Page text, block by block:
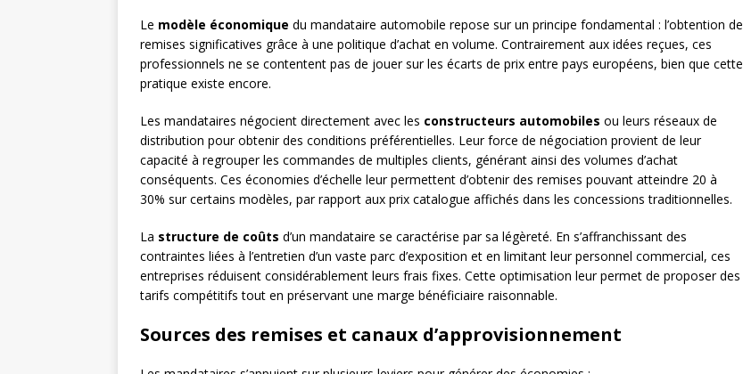
Le modèle économique du mandataire automobile repose sur un principe fondamental : l’obtention de
remises significatives grâce à une politique d’achat en volume. Contrairement aux idées reçues, ces
professionnels ne se contentent pas de jouer sur les écarts de prix entre pays européens, bien que cette
pratique existe encore.
Les mandataires négocient directement avec les constructeurs automobiles ou leurs réseaux de
distribution pour obtenir des conditions préférentielles. Leur force de négociation provient de leur
capacité à regrouper les commandes de multiples clients, générant ainsi des volumes d’achat
conséquents. Ces économies d’échelle leur permettent d’obtenir des remises pouvant atteindre 20 à
30% sur certains modèles, par rapport aux prix catalogue affichés dans les concessions traditionnelles.
La structure de coûts d’un mandataire se caractérise par sa légèreté. En s’affranchissant des
contraintes liées à l’entretien d’un vaste parc d’exposition et en limitant leur personnel commercial, ces
entreprises réduisent considérablement leurs frais fixes. Cette optimisation leur permet de proposer des
tarifs compétitifs tout en préservant une marge bénéficiaire raisonnable.
Sources des remises et canaux d’approvisionnement